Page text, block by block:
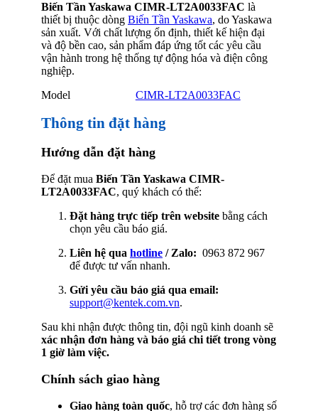
Biến Tần Yaskawa CIMR-LT2A0033FAC là
thiết bị thuộc dòng Biến Tần Yaskawa, do Yaskawa
sản xuất. Với chất lượng ổn định, thiết kế hiện đại
và độ bền cao, sản phẩm đáp ứng tốt các yêu cầu
vận hành trong hệ thống tự động hóa và điện công
nghiệp.
Model
CIMR-LT2A0033FAC
Thông tin đặt hàng
Hướng dẫn đặt hàng
Để đặt mua Biến Tần Yaskawa CIMR-
LT2A0033FAC, quý khách có thể:
Đặt hàng trực tiếp trên website bằng cách
chọn yêu cầu báo giá.
Liên hệ qua hotline / Zalo: 0963 872 967
để được tư vấn nhanh.
Gửi yêu cầu báo giá qua email:
support@kentek.com.vn.
Sau khi nhận được thông tin, đội ngũ kinh doanh sẽ
xác nhận đơn hàng và báo giá chi tiết trong vòng
1 giờ làm việc.
Chính sách giao hàng
Giao hàng toàn quốc, hỗ trợ các đơn hàng số